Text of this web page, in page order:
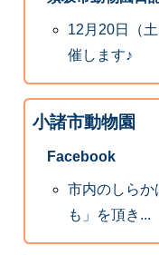
12月20日（
催します♪
小諸市動物園
Facebook
市内のしらか
も」を頂き...